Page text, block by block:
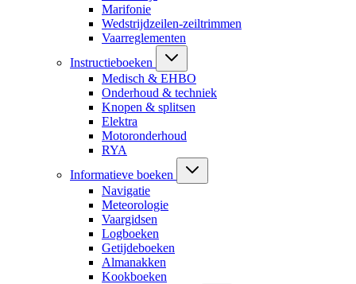
Marifonie
Wedstrijdzeilen-zeiltrimmen
Vaarreglementen
Instructieboeken
Medisch & EHBO
Onderhoud & techniek
Knopen & splitsen
Elektra
Motoronderhoud
RYA
Informatieve boeken
Navigatie
Meteorologie
Vaargidsen
Logboeken
Getijdeboeken
Almanakken
Kookboeken